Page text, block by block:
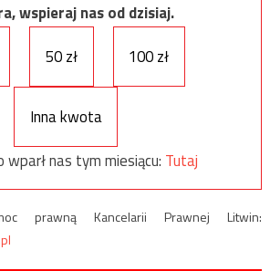
wspieraj nas od dzisiaj.
50 zł 100 zł
Inna kwota
wparł nas tym miesiącu: Tutaj
prawną Kancelarii Prawnej Litwin: